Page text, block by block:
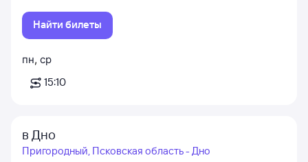
Найти билеты
пн, ср
15:10
в Дно
Пригородный, Псковская область - Дно